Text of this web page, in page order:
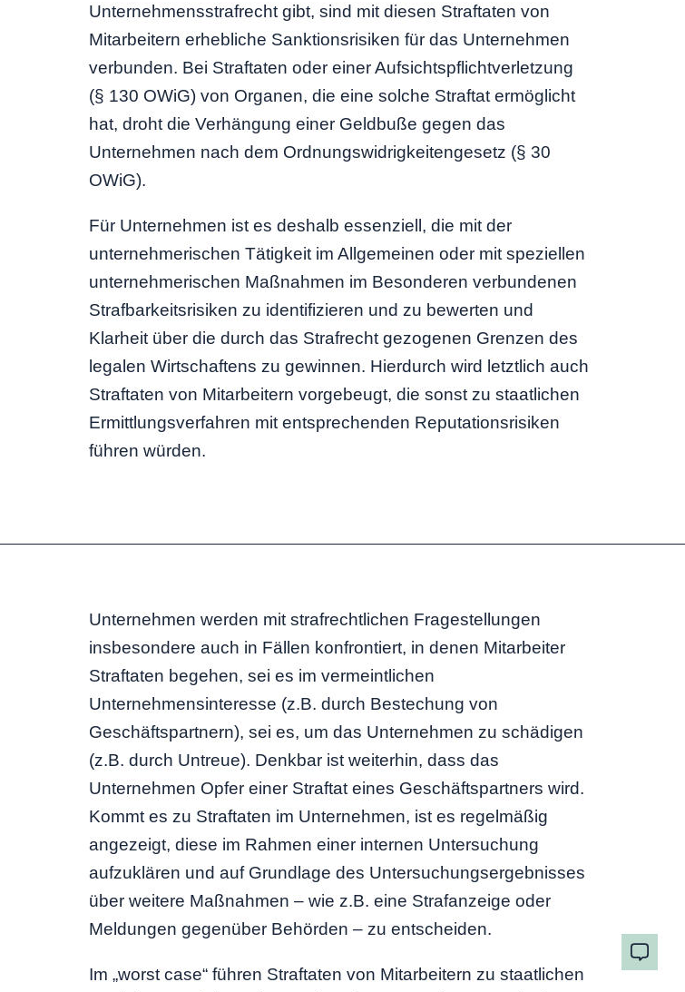
Unternehmensstrafrecht gibt, sind mit diesen Straftaten von
Mitarbeitern erhebliche Sanktionsrisiken für das Unternehmen
verbunden. Bei Straftaten oder einer Aufsichtspflichtverletzung
(§ 130 OWiG) von Organen, die eine solche Straftat ermöglicht
hat, droht die Verhängung einer Geldbuße gegen das
Unternehmen nach dem Ordnungswidrigkeitengesetz (§ 30
OWiG).
Für Unternehmen ist es deshalb essenziell, die mit der
unternehmerischen Tätigkeit im Allgemeinen oder mit speziellen
unternehmerischen Maßnahmen im Besonderen verbundenen
Strafbarkeitsrisiken zu identifizieren und zu bewerten und
Klarheit über die durch das Strafrecht gezogenen Grenzen des
legalen Wirtschaftens zu gewinnen. Hierdurch wird letztlich auch
Straftaten von Mitarbeitern vorgebeugt, die sonst zu staatlichen
Ermittlungsverfahren mit entsprechenden Reputationsrisiken
führen würden.
Unternehmen werden mit strafrechtlichen Fragestellungen
insbesondere auch in Fällen konfrontiert, in denen Mitarbeiter
Straftaten begehen, sei es im vermeintlichen
Unternehmensinteresse (z.B. durch Bestechung von
Geschäftspartnern), sei es, um das Unternehmen zu schädigen
(z.B. durch Untreue). Denkbar ist weiterhin, dass das
Unternehmen Opfer einer Straftat eines Geschäftspartners wird.
Kommt es zu Straftaten im Unternehmen, ist es regelmäßig
angezeigt, diese im Rahmen einer internen Untersuchung
aufzuklären und auf Grundlage des Untersuchungsergebnisses
über weitere Maßnahmen – wie z.B. eine Strafanzeige oder
Meldungen gegenüber Behörden – zu entscheiden.
Im „worst case“ führen Straftaten von Mitarbeitern zu staatlichen